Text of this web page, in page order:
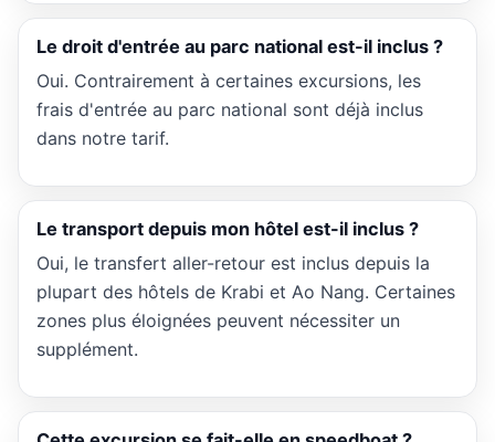
Le droit d'entrée au parc national est-il inclus ?
Oui. Contrairement à certaines excursions, les
frais d'entrée au parc national sont déjà inclus
dans notre tarif.
Le transport depuis mon hôtel est-il inclus ?
Oui, le transfert aller-retour est inclus depuis la
plupart des hôtels de Krabi et Ao Nang. Certaines
zones plus éloignées peuvent nécessiter un
supplément.